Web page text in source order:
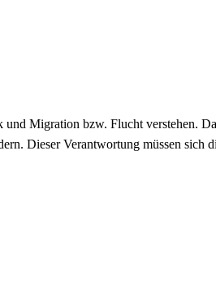
und Migration bzw. Flucht verstehen.
Dieser Verantwortung müssen sich